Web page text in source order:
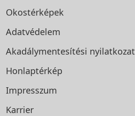
Okostérképek
Adatvédelem
Akadálymentesítési nyilatkozat
Honlaptérkép
Impresszum
Karrier